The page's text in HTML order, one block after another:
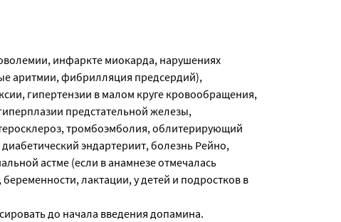
инфаркте миокарда, нарушениях
аритмии, фибрилляция предсердий),
гипертензии в малом круге кровообращения,
предстательной железы,
тромбоэмболия, облитерирующий
эндартериит, болезнь Рейно,
астме (если в анамнезе отмечалась
лактации, у детей и подростков в
до начала введения допамина.